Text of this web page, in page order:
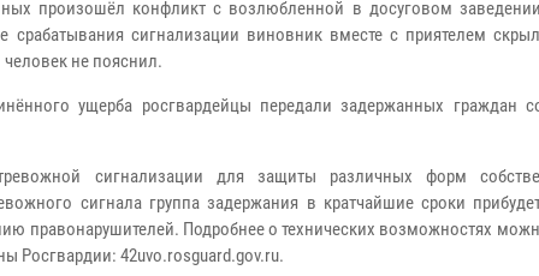
произошёл конфликт с возлюбленной в досуговом
срабатывания сигнализации виновник вместе с приятелем
не пояснил.
ущерба росгвардейцы передали задержанных граждан
сигнализации для защиты различных форм
сигнала группа задержания в кратчайшие сроки
правонарушителей. Подробнее о технических возможностях
Росгвардии: 42uvo.rosguard.gov.ru.